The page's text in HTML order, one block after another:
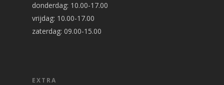
donderdag: 10.00-17.00
vrijdag: 10.00-17.00
zaterdag: 09.00-15.00
EXTRA